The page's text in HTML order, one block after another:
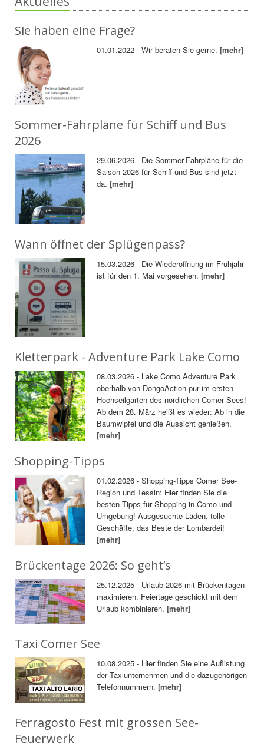
Sie haben eine Frage?
01.01.2022 - Wir beraten Sie gerne.[mehr]
Sommer-Fahrpläne für Schiff und Bus
2026
29.06.2026 - Die Sommer-Fahrpläne für die
Saison 2026 für Schiff und Bus sind jetzt
da.[mehr]
Wann öffnet der Splügenpass?
15.03.2026 - Die Wiederöffnung im Frühjahr
ist für den 1. Mai vorgesehen.[mehr]
Kletterpark - Adventure Park Lake Como
08.03.2026 - Lake Como Adventure Park
oberhalb von DongoAction pur im ersten
Hochseilgarten des nördlichen Comer Sees!
Ab dem 28. März heißt es wieder: Ab in die
Baumwipfel und die Aussicht genießen.
[mehr]
Shopping-Tipps
01.02.2026 - Shopping-Tipps Comer See-
Region und Tessin: Hier finden Sie die
besten Tipps für Shopping in Como und
Umgebung! Ausgesuchte Läden, tolle
Geschäfte, das Beste der Lombardei!
[mehr]
Brückentage 2026: So geht’s
25.12.2025 - Urlaub 2026 mit Brückentagen
maximieren. Feiertage geschickt mit dem
Urlaub kombinieren.[mehr]
Taxi Comer See
10.08.2025 - Hier finden Sie eine Auflistung
der Taxiunternehmen und die dazugehörigen
Telefonnummern.[mehr]
Ferragosto Fest mit grossen See-
Feuerwerk